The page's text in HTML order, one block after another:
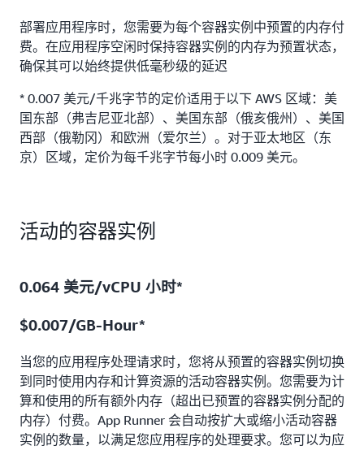
部署应用程序时，您需要为每个容器实例中预置的内存付
费。在应用程序空闲时保持容器实例的内存为预置状态，
确保其可以始终提供低毫秒级的延迟
* 0.007 美元/千兆字节的定价适用于以下 AWS 区域：美
国东部（弗吉尼亚北部）、美国东部（俄亥俄州）、美国
西部（俄勒冈）和欧洲（爱尔兰）。对于亚太地区（东
京）区域，定价为每千兆字节每小时 0.009 美元。
活动的容器实例
0.064 美元/vCPU 小时*
$0.007/GB-Hour*
当您的应用程序处理请求时，您将从预置的容器实例切换
到同时使用内存和计算资源的活动容器实例。您需要为计
算和使用的所有额外内存（超出已预置的容器实例分配的
内存）付费。App Runner 会自动按扩大或缩小活动容器
实例的数量，以满足您应用程序的处理要求。您可以为应